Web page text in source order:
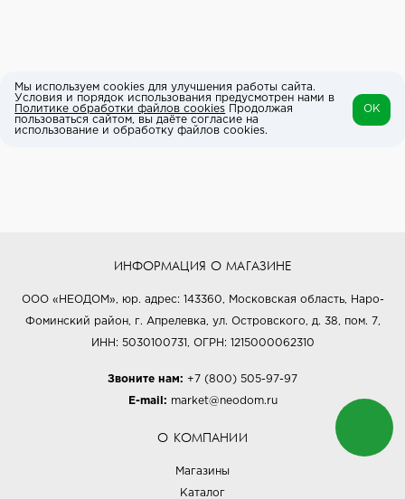
ИНФОРМАЦИЯ О МАГАЗИНЕ
ООО «НЕОДОМ», юр. адрес: 143360, Московская область, Наро-
Фоминский район, г. Апрелевка, ул. Островского, д. 38, пом. 7,
ИНН: 5030100731, ОГРН: 1215000062310
Звоните нам: +7 (800) 505-97-97
E-mail: market@neodom.ru
О КОМПАНИИ
Магазины
Каталог
Мы используем cookies для улучшения работы сайта.
Условия и порядок использования предусмотрен нами в
Политике обработки файлов cookies Продолжая
пользоваться сайтом, вы даёте согласие на
использование и обработку файлов cookies.
OK